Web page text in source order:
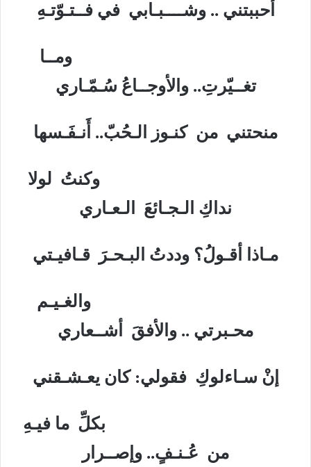
أحببتني .. وشــــبـابي في فــتـوّتـهِ
ومــا
تغــيّرتِ.. والأوجــاعُ سُـمّـاري
منحتني من كنـوز الـحُبّ.. أَنـفَـسها
وكنتُ لولا
نداكِ الـجـائعَ الـعـاري
مـاذا أقـولُ؟ وددتُ البـحـرَ قـافيـتي
والغـيـم
محـبرتي .. والأفقَ أشــعاري
إنْ سـاءلوكِ فقولي: كان يعـشـقني
بكلِّ ما فيـهِ
من عُـنـفٍ.. وإصــرار